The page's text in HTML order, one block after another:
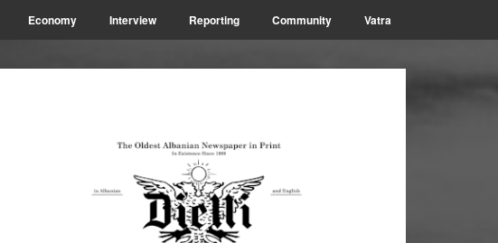
Economy Interview Reporting Community Vatra